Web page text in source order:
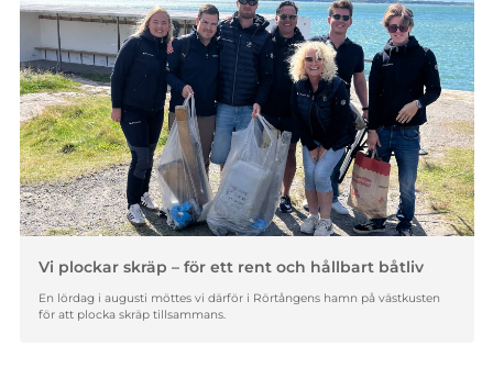
Vi plockar skräp – för ett rent och hållbart båtliv
En lördag i augusti möttes vi därför i Rörtångens hamn på västkusten
för att plocka skräp tillsammans.